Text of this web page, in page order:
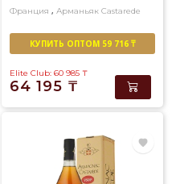
Франция , Арманьяк Castarede
КУПИТЬ ОПТОМ 59 716 ₸
Elite Club: 60 985 ₸
64 195 ₸